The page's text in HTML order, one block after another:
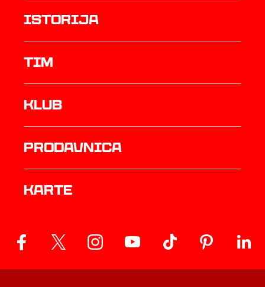
istorija
TIM
Klub
prodavnica
Karte